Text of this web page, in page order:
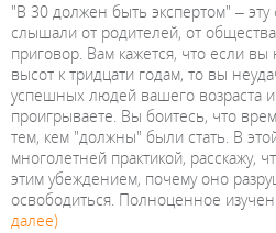
"В 30 должен быть экспертом" – эту
слышали от родителей, от
приговор. Вам кажется, что если
высот к тридцати годам, то вы
успешных людей вашего возраста и
проигрываете. Вы боитесь, что
тем, кем "должны" были стать. В
многолетней практикой, расскажу,
этим убеждением, почему оно
освободиться. Полноценное
далее)